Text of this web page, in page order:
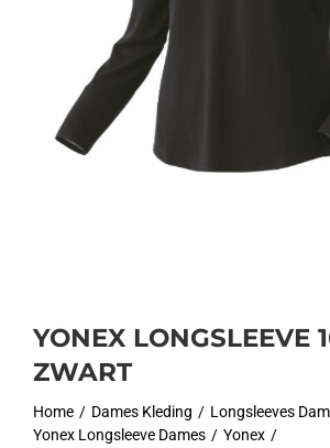
YONEX LONGSLEEVE
ZWART
Home Dames Kleding
Longsleeves
Yonex Longsleeve Dames
Yonex